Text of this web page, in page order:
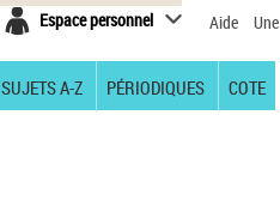
Espace personnel Aide
SUJETS A-Z PÉRIODIQUES COTE